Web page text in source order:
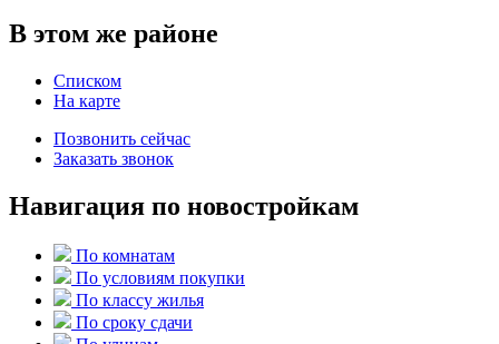
В этом же районе
Списком
На карте
Позвонить сейчас
Заказать звонок
Навигация по новостройкам
По комнатам
По условиям покупки
По классу жилья
По сроку сдачи